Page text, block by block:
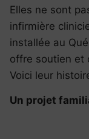
Elles ne sont
infirmière
installée au
offre soutien et
Voici leur
Un projet